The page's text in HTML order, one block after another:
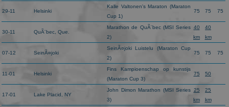
29-11 Helsinki
Kalle Valtonen's Maraton (Maraton
Cup 1)
75 75 75
30-11 QuÃ¨bec, Que.
Marathon de QuÃ¨bec (MSI Series
2)
40
km
40
km
07-12 SeinÃ¤joki
SeinÃ¤joki Luistelu (Maraton Cup
2)
75 75 75
11-01 Helsinki
Fins Kampioenschap op kunstijs
(Maraton Cup 3)
75 50
17-01 Lake Placid, NY
John Dimon Marathon (MSI Series
3)
25
km
25
km